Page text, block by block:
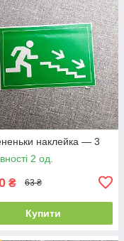
наклейка — 3
2 од.
₴ 63 ₴
Купити